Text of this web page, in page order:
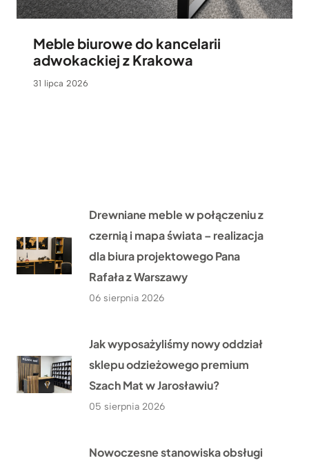
Meble biurowe do kancelarii
adwokackiej z Krakowa
31 lipca 2026
Drewniane meble w połączeniu z
czernią i mapa świata – realizacja
dla biura projektowego Pana
Rafała z Warszawy
06 sierpnia 2026
Jak wyposażyliśmy nowy oddział
sklepu odzieżowego premium
Szach Mat w Jarosławiu?
05 sierpnia 2026
Nowoczesne stanowiska obsługi